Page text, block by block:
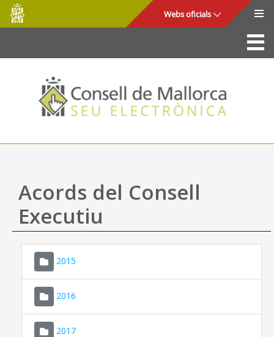
Salta al contingut principal
Consell
de
Mallorca
Webs oficials
La Seu
Consell de Mallorca
Accés i seguretat
Utilitats
Ajuda
Acords del Consell
Executiu
2015
2016
2017